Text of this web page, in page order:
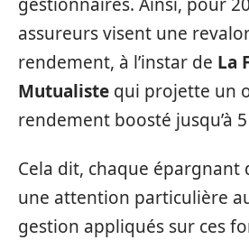
assureurs visent une
rendement, à l’instar de La
Mutualiste qui projette un
rendement boosté jusqu’à 5
Cela dit, chaque
une attention particulière
gestion appliqués sur ces